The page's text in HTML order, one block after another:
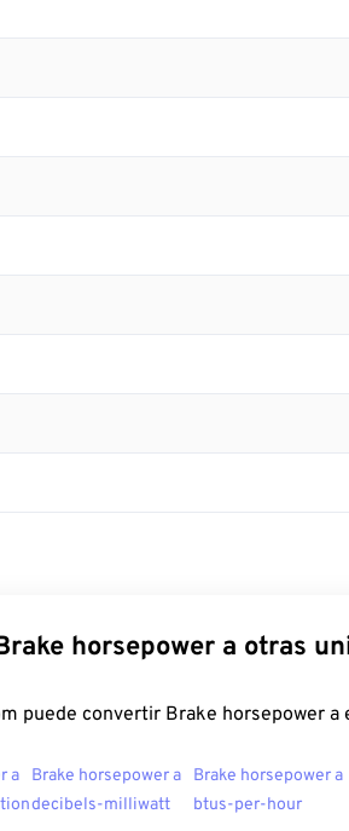
horsepower a otras
puede convertir Brake horsepower
a
Brake horsepower a
decibels-milliwatt
Brake horsepower a
btus-per-hour